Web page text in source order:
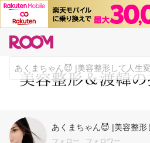
あくまちゃん😈 |美容整形
フォロー
フォロワー